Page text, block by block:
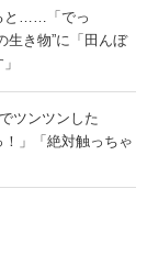
と……「でっ
き物”に「田んぼ
ツンツンした
」「絶対触っちゃ